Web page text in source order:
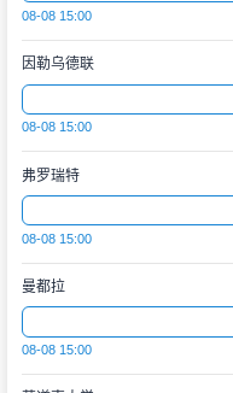
08-08 15:00
因勒乌德联
08-08 15:00
弗罗瑞特
08-08 15:00
曼都拉
08-08 15:00